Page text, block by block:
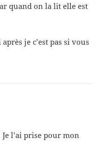
quand on la lit elle est
je c’est pas si vous
l’ai prise pour mon